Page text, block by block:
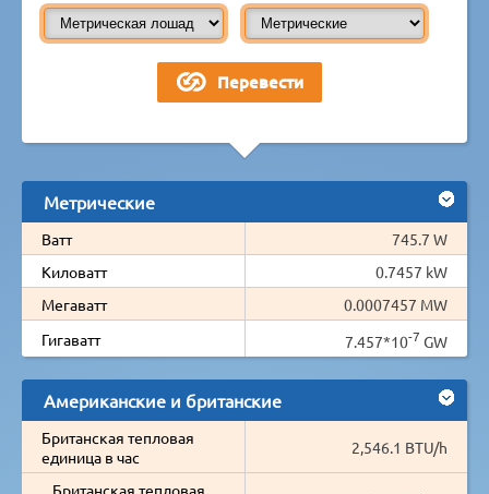
Метрические
Ватт
745.7 W
Киловатт
0.7457 kW
Мегаватт
0.0007457 MW
Гигаватт
7.457*10-7 GW
Американские и британские
Британская тепловая
единица в час
2,546.1 BTU/h
Британская тепловая